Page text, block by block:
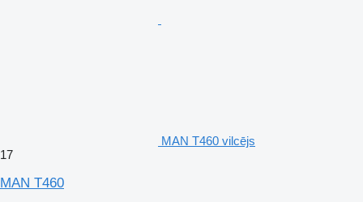
MAN T460 vilcējs
17
MAN T460